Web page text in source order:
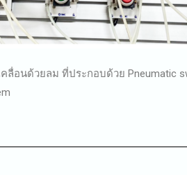
นด้วยลม ที่ประกอบด้วย Pneumatic